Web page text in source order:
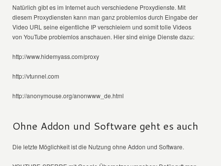
Natürlich gibt es im Internet auch verschiedene Proxydienste. Mit
diesem Proxydiensten kann man ganz problemlos durch Eingabe der
Video URL seine eigentliche IP verschleiern und somit tolle Videos
von YouTube problemlos anschauen. Hier sind einige Dienste dazu:
http://www.hidemyass.com/proxy
http://vtunnel.com
http://anonymouse.org/anonwww_de.html
Ohne Addon und Software geht es auch
Die letzte Möglichkeit ist die Nutzung ohne Addon und Software.